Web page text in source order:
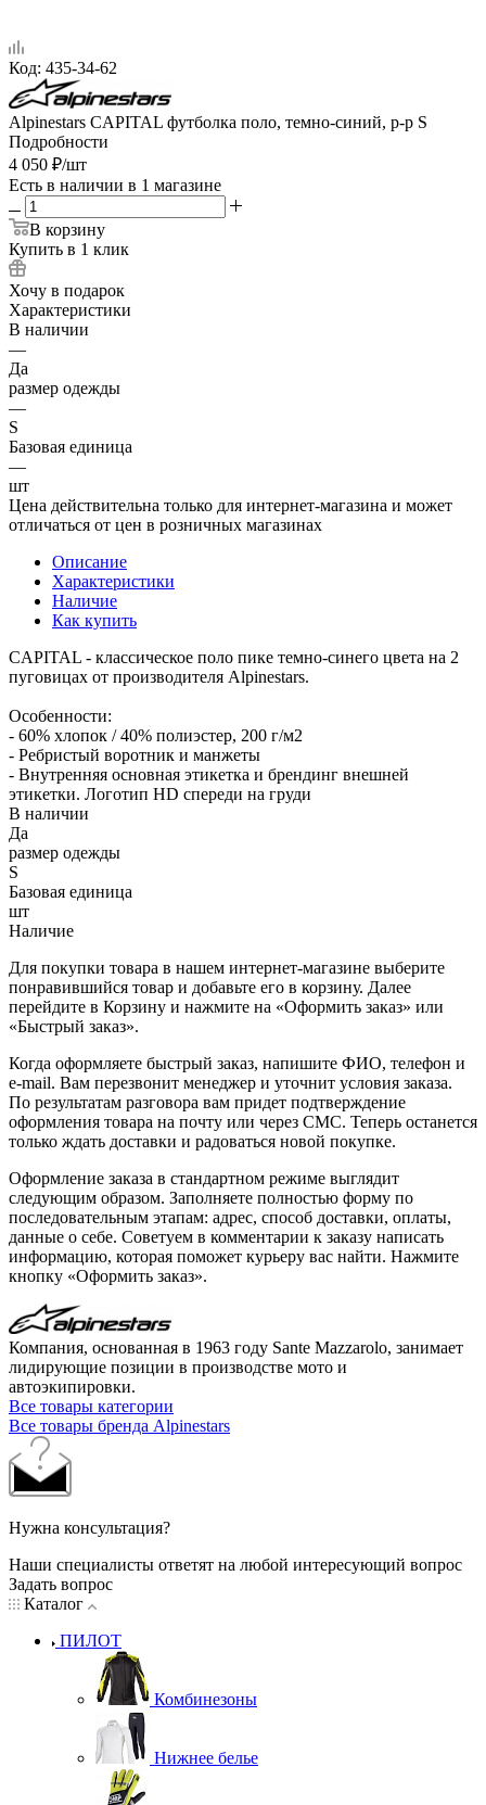
Код: 435-34-62
Alpinestars CAPITAL футболка поло, темно-синий, р-р S
Подробности
4 050 ₽/шт
Есть в наличии в 1 магазине
В корзину
Купить в 1 клик
Хочу в подарок
Характеристики
В наличии
—
Да
размер одежды
—
S
Базовая единица
—
шт
Цена действительна только для интернет-магазина и может
отличаться от цен в розничных магазинах
Описание
Характеристики
Наличие
Как купить
CAPITAL - классическое поло пике темно-синего цвета на 2
пуговицах от производителя Alpinestars.
Особенности:
- 60% хлопок / 40% полиэстер, 200 г/м2
- Ребристый воротник и манжеты
- Внутренняя основная этикетка и брендинг внешней
этикетки. Логотип HD спереди на груди
В наличии
Да
размер одежды
S
Базовая единица
шт
Наличие
Для покупки товара в нашем интернет-магазине выберите
понравившийся товар и добавьте его в корзину. Далее
перейдите в Корзину и нажмите на «Оформить заказ» или
«Быстрый заказ».
Когда оформляете быстрый заказ, напишите ФИО, телефон и
e-mail. Вам перезвонит менеджер и уточнит условия заказа.
По результатам разговора вам придет подтверждение
оформления товара на почту или через СМС. Теперь останется
только ждать доставки и радоваться новой покупке.
Оформление заказа в стандартном режиме выглядит
следующим образом. Заполняете полностью форму по
последовательным этапам: адрес, способ доставки, оплаты,
данные о себе. Советуем в комментарии к заказу написать
информацию, которая поможет курьеру вас найти. Нажмите
кнопку «Оформить заказ».
Компания, основанная в 1963 году Sante Mazzarolo, занимает
лидирующие позиции в производстве мото и
автоэкипировки.
Все товары категории
Все товары бренда Alpinestars
Нужна консультация?
Наши специалисты ответят на любой интересующий вопрос
Задать вопрос
Каталог
ПИЛОТ
Комбинезоны
Нижнее белье